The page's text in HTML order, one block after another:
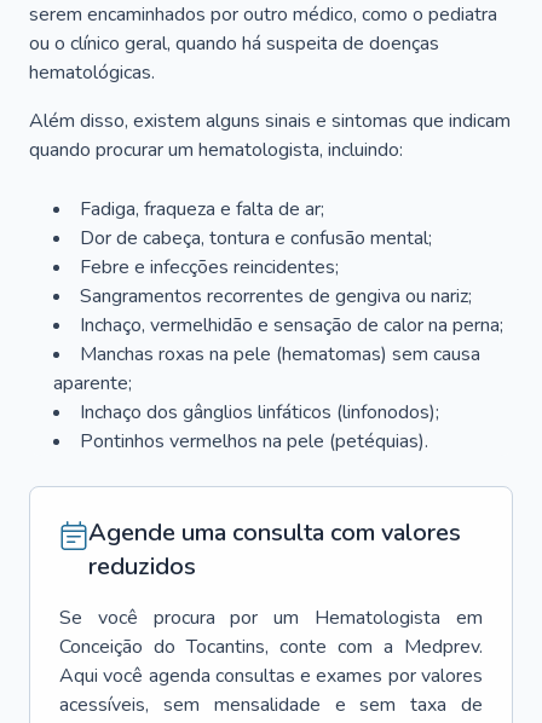
serem encaminhados por outro médico, como o pediatra
ou o clínico geral, quando há suspeita de doenças
hematológicas.
Além disso, existem alguns sinais e sintomas que indicam
quando procurar um hematologista, incluindo:
Fadiga, fraqueza e falta de ar;
Dor de cabeça, tontura e confusão mental;
Febre e infecções reincidentes;
Sangramentos recorrentes de gengiva ou nariz;
Inchaço, vermelhidão e sensação de calor na perna;
Manchas roxas na pele (hematomas) sem causa
aparente;
Inchaço dos gânglios linfáticos (linfonodos);
Pontinhos vermelhos na pele (petéquias).
Agende uma consulta com valores
reduzidos
Se você procura por um Hematologista
em
Conceição do Tocantins, conte com a Medprev.
Aqui você agenda consultas e exames por valores
acessíveis, sem mensalidade e sem taxa de